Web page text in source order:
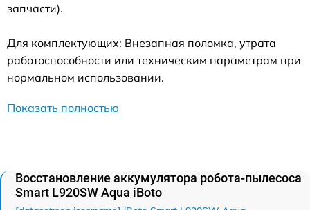
запчасти).
Для комплектующих: Внезапная поломка, утрата
работоспособности или техническим параметрам при
нормальном использовании.
Показать полностью
Восстановление аккумулятора робота-пылесоса
Smart L920SW Aqua iBoto